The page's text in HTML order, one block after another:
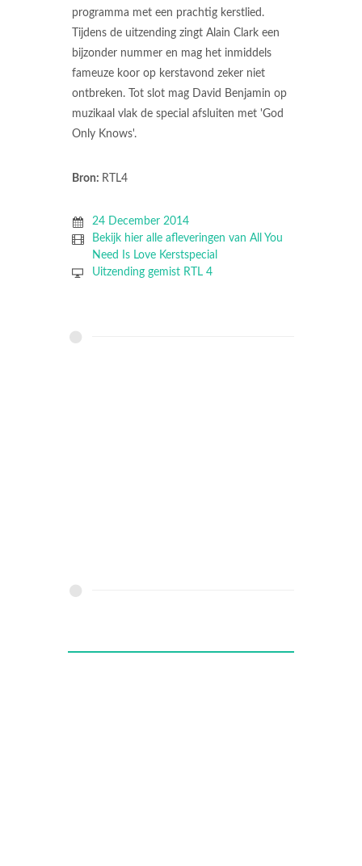
programma met een prachtig kerstlied.
Tijdens de uitzending zingt Alain Clark een
bijzonder nummer en mag het inmiddels
fameuze koor op kerstavond zeker niet
ontbreken. Tot slot mag David Benjamin op
muzikaal vlak de special afsluiten met 'God
Only Knows'.
Bron: RTL4
24 December 2014
Bekijk hier alle afleveringen van All You
Need Is Love Kerstspecial
Uitzending gemist RTL 4